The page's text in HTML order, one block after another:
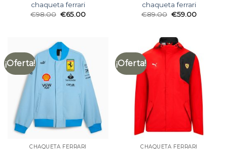
chaqueta ferrari
€98.00 €65.00
chaqueta ferrari
€89.00 €59.00
¡Oferta!
CHAQUETA FERRARI
¡Oferta!
CHAQUETA FERRARI